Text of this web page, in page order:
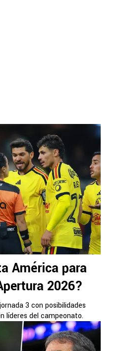
América para
2026?
3 con posibilidades
líderes del campeonato.